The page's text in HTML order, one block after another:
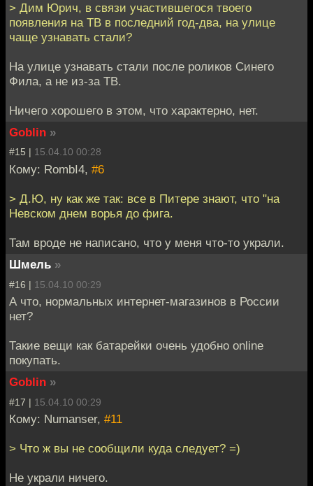
> Дим Юрич, в связи участившегося твоего
появления на ТВ в последний год-два, на улице
чаще узнавать стали?
На улице узнавать стали после роликов Синего
Фила, а не из-за ТВ.
Ничего хорошего в этом, что характерно, нет.
Goblin »
#15 | 15.04.10 00:28
Кому: RombI4, #6
> Д.Ю, ну как же так: все в Питере знают, что "на
Невском днем ворья до фига.
Там вроде не написано, что у меня что-то украли.
Шмель »
#16 | 15.04.10 00:29
А что, нормальных интернет-магазинов в России
нет?
Такие вещи как батарейки очень удобно online
покупать.
Goblin »
#17 | 15.04.10 00:29
Кому: Numanser, #11
> Что ж вы не сообщили куда следует? =)
Не украли ничего.